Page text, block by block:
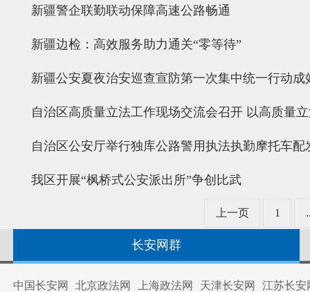
新疆警企联勤联动保障高速公路畅通
新疆边检：高效服务助力通关“零等待”
新疆公安夏夜治安巡查宣防第一次集中统一行动成
自治区高质量立法工作现场交流会召开 以高质量
自治区公安厅举行独库公路警用执法执勤摩托车配
我区开展“枫桥式公安派出所”争创比武
上一页 1
长安网群
中国长安网 北京政法网 上海政法网 天津长安网
江苏长安